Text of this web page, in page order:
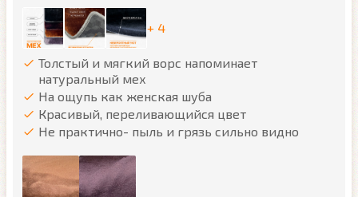
+ 4
Толстый и мягкий ворс напоминает
натуральный мех
На ощупь как женская шуба
Красивый, переливающийся цвет
Не практично- пыль и грязь сильно видно